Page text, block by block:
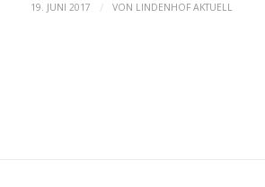
19. JUNI 2017 / VON LINDENHOF AKTUELL